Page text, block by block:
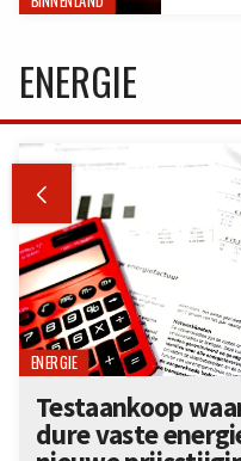
ENERGIE

ENERGIE
Testaankoop
dure vaste